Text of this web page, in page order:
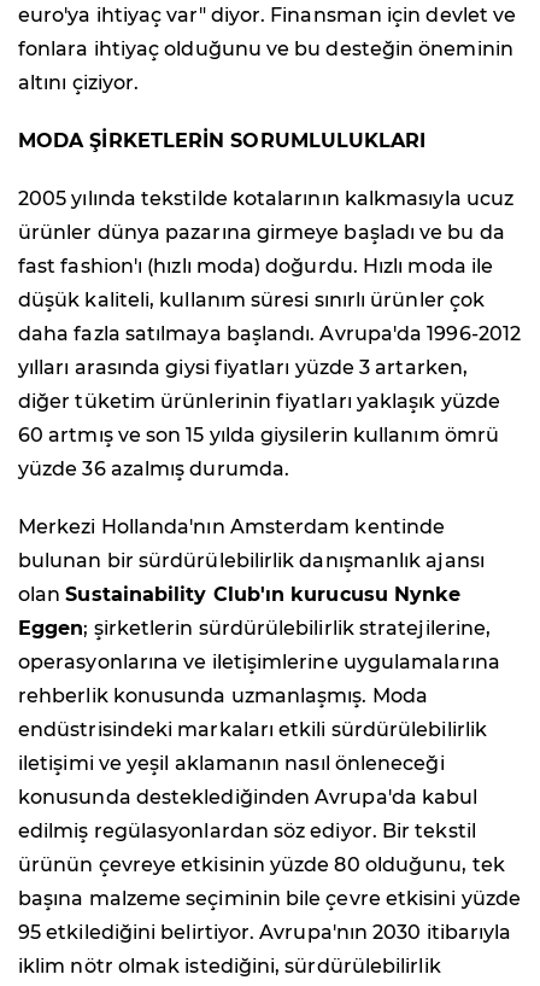
euro'ya ihtiyaç var" diyor. Finansman için devlet ve
fonlara ihtiyaç olduğunu ve bu desteğin öneminin
altını çiziyor.
MODA ŞİRKETLERİN SORUMLULUKLARI
2005 yılında tekstilde kotalarının kalkmasıyla ucuz
ürünler dünya pazarına girmeye başladı ve bu da
fast fashion'ı (hızlı moda) doğurdu. Hızlı moda ile
düşük kaliteli, kullanım süresi sınırlı ürünler çok
daha fazla satılmaya başlandı. Avrupa'da 1996-2012
yılları arasında giysi fiyatları yüzde 3 artarken,
diğer tüketim ürünlerinin fiyatları yaklaşık yüzde
60 artmış ve son 15 yılda giysilerin kullanım ömrü
yüzde 36 azalmış durumda.
Merkezi Hollanda'nın Amsterdam kentinde
bulunan bir sürdürülebilirlik danışmanlık ajansı
olanSustainability Club'ın kurucusu Nynke
Eggen; şirketlerin sürdürülebilirlik stratejilerine,
operasyonlarına ve iletişimlerine uygulamalarına
rehberlik konusunda uzmanlaşmış. Moda
endüstrisindeki markaları etkili sürdürülebilirlik
iletişimi ve yeşil aklamanın nasıl önleneceği
konusunda desteklediğinden Avrupa'da kabul
edilmiş regülasyonlardan söz ediyor. Bir tekstil
ürünün çevreye etkisinin yüzde 80 olduğunu, tek
başına malzeme seçiminin bile çevre etkisini yüzde
95 etkilediğini belirtiyor. Avrupa'nın 2030 itibarıyla
iklim nötr olmak istediğini, sürdürülebilirlik